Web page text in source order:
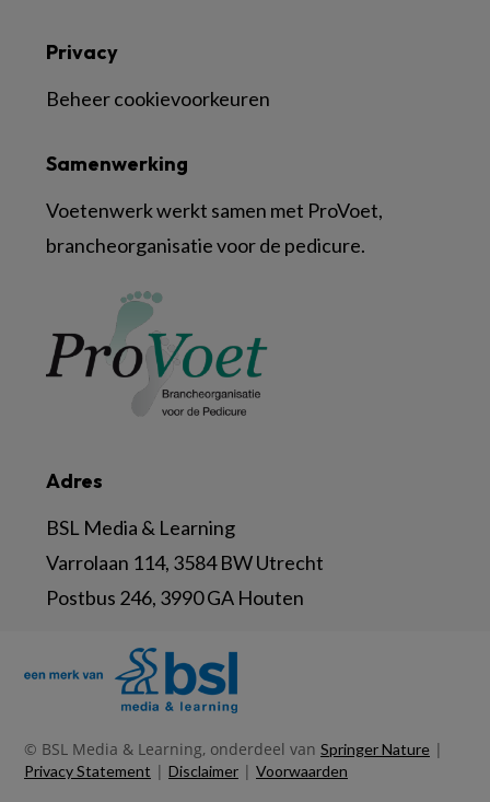
Adres
BSL Media & Learning
Varrolaan 114, 3584 BW Utrecht
Postbus 246, 3990 GA Houten
Samenwerking
Voetenwerk werkt samen met ProVoet,
brancheorganisatie voor de pedicure.
Privacy
Beheer cookievoorkeuren
© BSL Media & Learning, onderdeel van Springer Nature |
Privacy Statement | Disclaimer | Voorwaarden